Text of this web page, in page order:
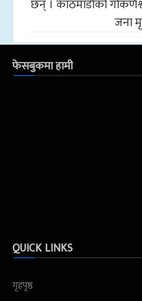
छन् । काठमाडौँको
जना
फेसबुकमा हामी
QUICK LINKS
गृहपृष्ठ